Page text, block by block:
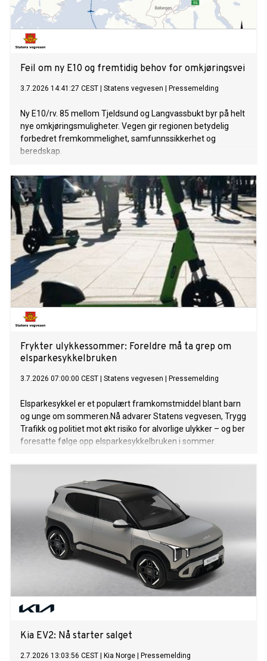
Feil om ny E10 og fremtidig behov for omkjøringsvei
3.7.2026 14:41:27 CEST Statens vegvesen Pressemelding
Ny E10/rv. 85 mellom Tjeldsund og Langvassbukt byr på helt
nye omkjøringsmuligheter. Vegen gir regionen betydelig
forbedret fremkommelighet, samfunnssikkerhet og
beredskap.
Frykter ulykkessommer: Foreldre må ta grep om
elsparkesykkelbruken
3.7.2026 07:00:00 CEST Statens vegvesen Pressemelding
Elsparkesykkel er et populært framkomstmiddel blant barn
og unge om sommeren.Nå advarer Statens vegvesen, Trygg
Trafikk og politiet mot økt risiko for alvorlige ulykker – og ber
foresatte følge opp elsparkesykkelbruken i sommer.
Kia EV2: Nå starter salget
2.7.2026 13:03:56 CEST Kia Norge Pressemelding